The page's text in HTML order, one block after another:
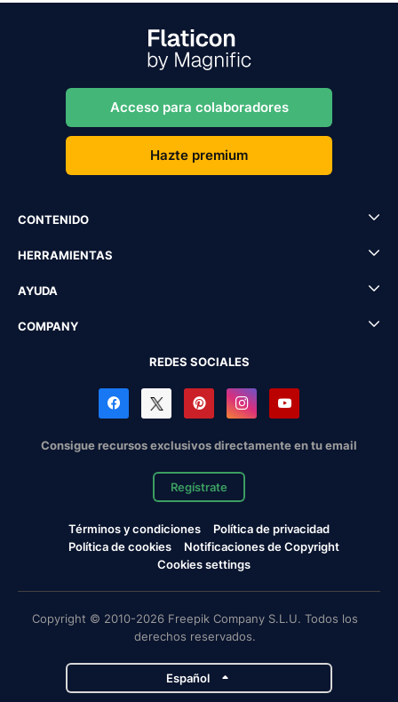
Acceso para colaboradores
Hazte premium
CONTENIDO
HERRAMIENTAS
AYUDA
COMPANY
REDES SOCIALES
Consigue recursos exclusivos directamente en tu email
Regístrate
Términos y condiciones
Política de privacidad
Política de cookies
Notificaciones de Copyright
Cookies settings
Copyright © 2010-2026 Freepik Company S.L.U. Todos los
derechos reservados.
Español